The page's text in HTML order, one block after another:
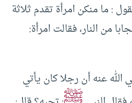
: ما منكن امرأة تقدم ثلاثة
من النار، فقالت امرأة:
عنه أن رجلا كان يأتي
ﷺ